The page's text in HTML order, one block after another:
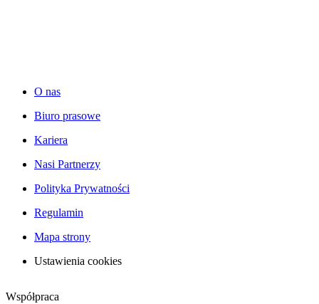
O nas
Biuro prasowe
Kariera
Nasi Partnerzy
Polityka Prywatności
Regulamin
Mapa strony
Ustawienia cookies
Współpraca